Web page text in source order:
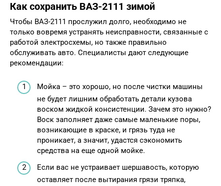
Как сохранить ВАЗ-2111 зимой
Чтобы ВАЗ-2111 прослужил долго, необходимо не
только вовремя устранять неисправности, связанные с
работой электросхемы, но также правильно
обслуживать авто. Специалисты дают следующие
рекомендации:
Мойка – это хорошо, но после чистки машины
не будет лишним обработать детали кузова
воском жидкой консистенции. Зачем это нужно?
Воск заполняет даже самые маленькие поры,
возникающие в краске, и грязь туда не
проникает, а значит, удастся сэкономить
средства на еще одной мойке.
Если вас не устраивает шершавость, которую
оставляет после вытирания грязи тряпка,